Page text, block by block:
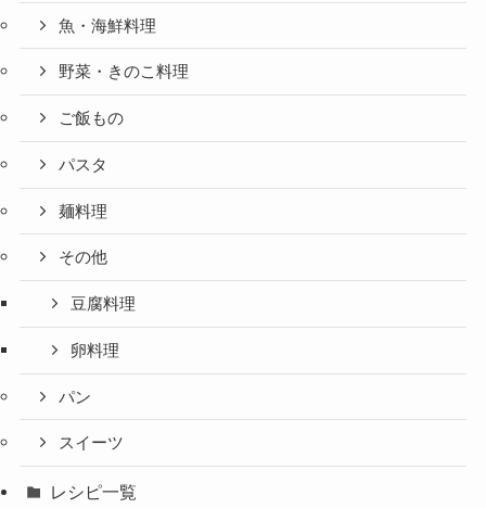
魚・海鮮料理
野菜・きのこ料理
ご飯もの
パスタ
麺料理
その他
豆腐料理
卵料理
パン
スイーツ
レシピ一覧